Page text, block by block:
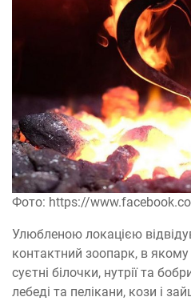
Фото: https://
Улюбленою локацією
контактний зоопарк, в
суєтні білочки, нутрії та
лебеді та пелікани, кози і